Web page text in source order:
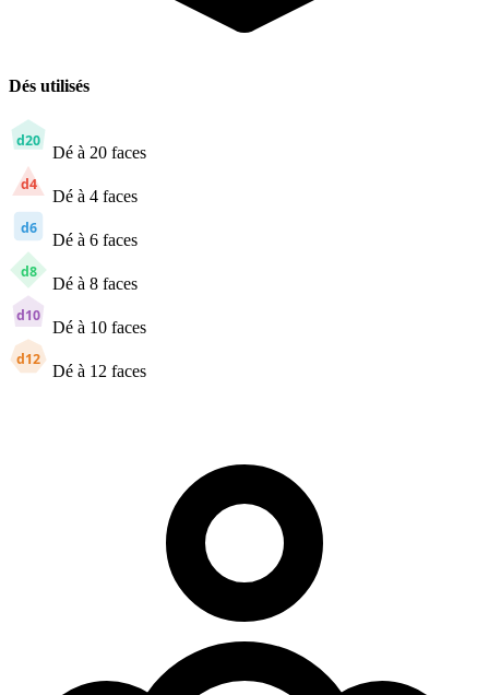
Dés utilisés
d20
Dé à 20 faces
d4
Dé à 4 faces
d6
Dé à 6 faces
d8
Dé à 8 faces
d10
Dé à 10 faces
d12
Dé à 12 faces